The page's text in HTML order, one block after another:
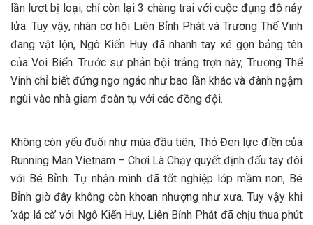
lần lượt bị loại, chỉ còn lại 3 chàng trai với cuộc đụng độ nảy
lửa. Tuy vậy, nhân cơ hội Liên Bỉnh Phát và Trương Thế Vinh
đang vật lộn, Ngô Kiến Huy đã nhanh tay xé gọn bảng tên
của Voi Biển. Trước sự phản bội trắng trợn này, Trương Thế
Vinh chỉ biết đứng ngơ ngác như bao lần khác và đành ngậm
ngùi vào nhà giam đoàn tụ với các đồng đội.
Không còn yếu đuối như mùa đầu tiên, Thỏ Đen lực điền của
Running Man Vietnam – Chơi Là Chạy quyết định đấu tay đôi
với Bé Bỉnh. Tự nhận mình đã tốt nghiệp lớp mầm non, Bé
Bỉnh giờ đây không còn khoan nhượng như xưa. Tuy vậy khi
‘xáp lá cà’ với Ngô Kiến Huy, Liên Bỉnh Phát đã chịu thua phút